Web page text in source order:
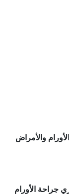
والأمراض
جراحة الأورام